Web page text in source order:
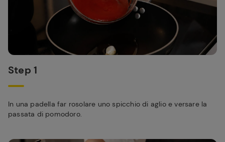
Step 1
In una padella far rosolare uno spicchio di aglio e versare la
passata di pomodoro.